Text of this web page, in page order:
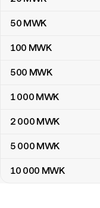
50 MWK
100 MWK
500 MWK
1 000 MWK
2 000 MWK
5 000 MWK
10 000 MWK